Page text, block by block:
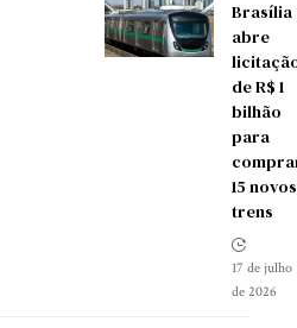
Brasília
abre
de R$ 1
bilhão
para
15 novos
trens
17 de julho
de 2026